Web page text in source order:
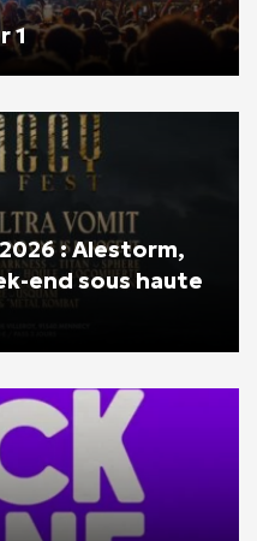
1
: Alestorm,
end sous haute